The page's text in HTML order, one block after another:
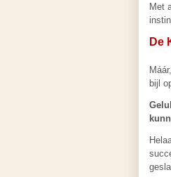
Met
De
bijl